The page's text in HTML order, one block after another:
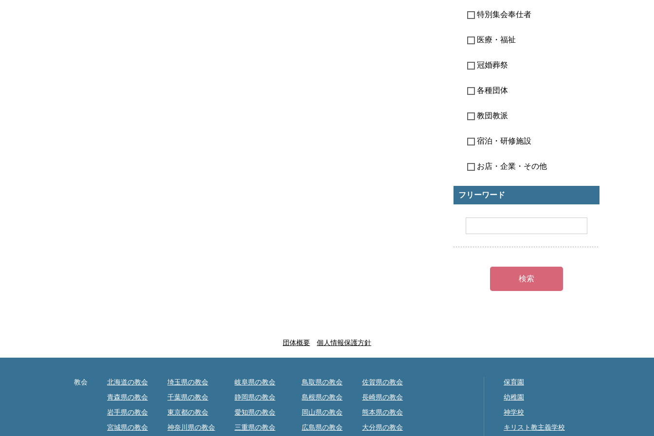
特別集会奉仕者
医療・福祉
冠婚葬祭
各種団体
教団教派
宿泊・研修施設
お店・企業・その他
フリーワード
団体概要 個人情報保護方針
教会 北海道の教会
青森県の教会
岩手県の教会
宮城県の教会
埼玉県の教会
千葉県の教会
東京都の教会
神奈川県の教会
岐阜県の教会
静岡県の教会
愛知県の教会
三重県の教会
鳥取県の教会
島根県の教会
岡山県の教会
広島県の教会
佐賀県の教会
長崎県の教会
熊本県の教会
大分県の教会
保育園
幼稚園
神学校
キリスト教主義学校